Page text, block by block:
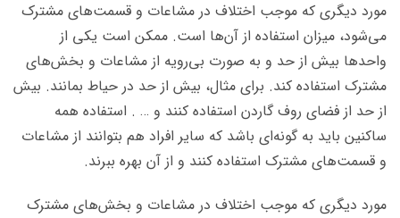
مورد دیگری که موجب اختلاف در مشاعات و قسمت‌های مشترک
می‌شود، میزان استفاده از آن‌ها است. ممکن است یکی از
واحدها بیش از حد و به صورت بی‌رویه از مشاعات و بخش‌های
مشترک استفاده کند. برای مثال، بیش از حد در حیاط بمانند. بیش
از حد از فضای روف گاردن استفاده کنند و … . استفاده همه
ساکنین باید به گونه‌ای باشد که سایر افراد هم بتوانند از مشاعات
و قسمت‌های مشترک استفاده کنند و از آن بهره ببرند.
مورد دیگری که موجب اختلاف در مشاعات و بخش‌های مشترک